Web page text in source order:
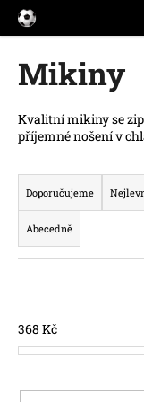
Přejít
obsah
Mikiny
Kvalitní mikiny se
příjemné nošení v
Ř
a
z
e
n
r
o
Doporučujeme
Abecedně
368 Kč
o
o
p
o
ř
e
b
e
t